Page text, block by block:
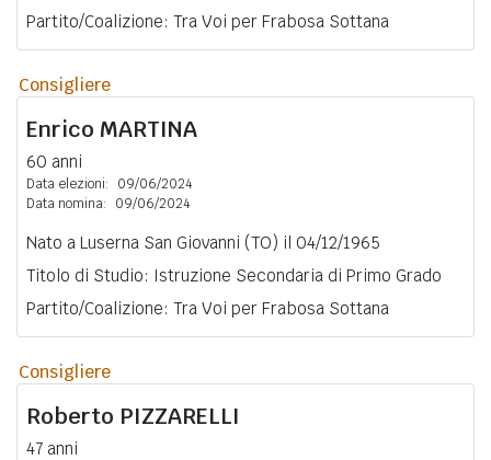
Partito/Coalizione: Tra Voi per Frabosa Sottana
Consigliere
Enrico MARTINA
60 anni
Data elezioni:
09/06/2024
Data nomina:
09/06/2024
Nato a Luserna San Giovanni (TO) il 04/12/1965
Titolo di Studio: Istruzione Secondaria di Primo Grado
Partito/Coalizione: Tra Voi per Frabosa Sottana
Consigliere
Roberto PIZZARELLI
47 anni